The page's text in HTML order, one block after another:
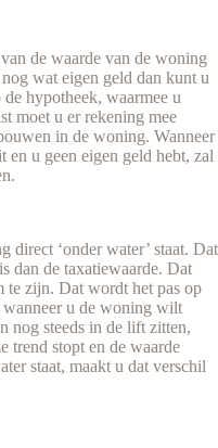
de waarde van de woning
wat eigen geld dan kunt u
hypotheek, waarmee u
moet u er rekening mee
in de woning. Wanneer
u geen eigen geld hebt, zal
‘onder water’ staat. Dat
dan de taxatiewaarde. Dat
te zijn. Dat wordt het pas op
wanneer u de woning wilt
nog steeds in de lift zitten,
trend stopt en de waarde
staat, maakt u dat verschil